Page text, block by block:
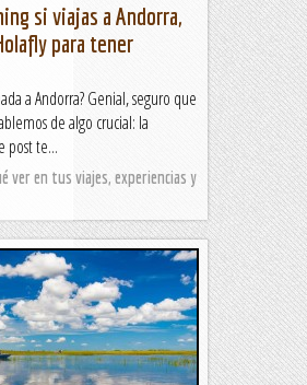
si viajas a Andorra,
para tener
a Andorra? Genial, seguro que
de algo crucial: la
post te...
ver en tus viajes, experiencias y